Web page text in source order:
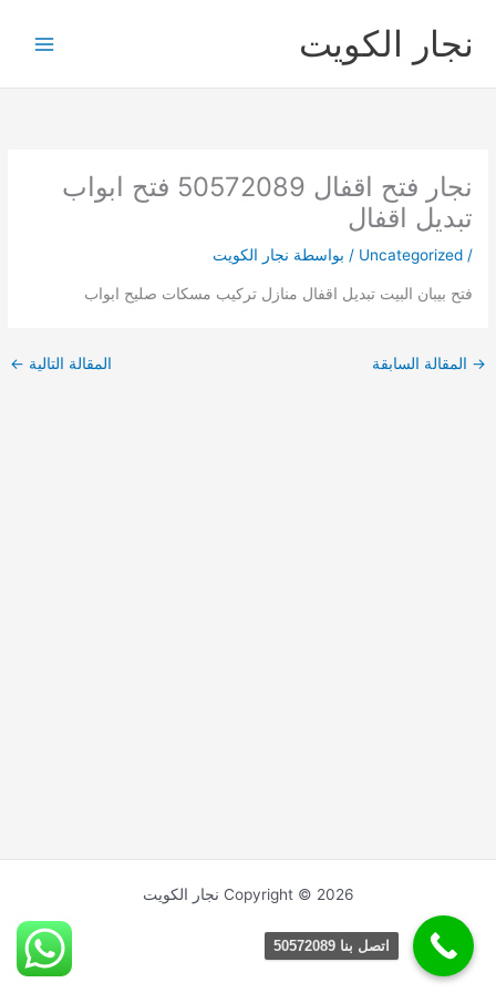
المحتوىنجار الكويت
نجار فتح اقفال 50572089 فتح ابواب
تبديل اقفال
/
Uncategorized / بواسطة نجار الكويت
فتح بيبان البيت تبديل اقفال منازل تركيب مسكات صليح ابواب
→ المقالة السابقة المقالة التالية ←
Copyright © 2026 نجار الكويت
اتصل بنا 50572089